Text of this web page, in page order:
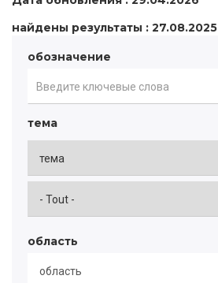
найдены результаты : 27.08.2025
обозначение
тема
область